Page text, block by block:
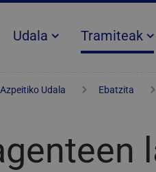
Udala Tramiteak
Azpeitiko Udala Ebatzita